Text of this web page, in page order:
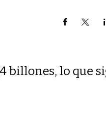
billones, lo que